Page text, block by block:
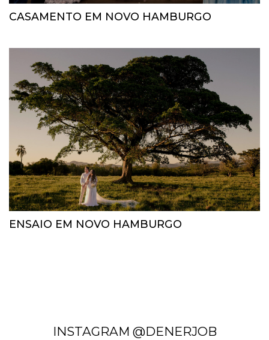
CASAMENTO EM NOVO HAMBURGO
ENSAIO EM NOVO HAMBURGO
INSTAGRAM @DENERJOB